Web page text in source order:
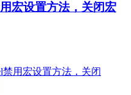
宏设置方法，关闭宏